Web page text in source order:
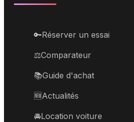
🔑Réserver un essai
⚖️Comparateur
📚Guide d'achat
🆕Actualités
🚘Location voiture